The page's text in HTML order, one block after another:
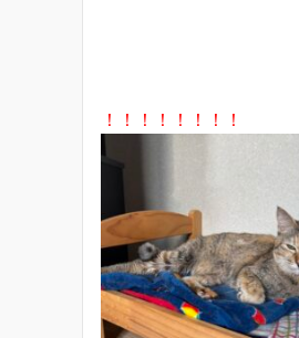
！！！！！！！！